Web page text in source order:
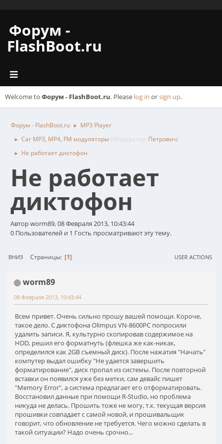
Форум -
FlashBoot.ru
Welcome to Форум - FlashBoot.ru. Please log in orsign up.
Форум - FlashBoot.ru ► MP3 Player
► Car MP3, MP4, FM модуляторы (Модератор: Петрович)
► Не работает диктофон
Не работает
диктофон
Автор worm89, 08 Февраля 2013, 10:43:44
0 Пользователей и 1 Гость просматривают эту тему.
ВНИЗ Страницы 1 USER ACTIONS
worm89
08 Февраля 2013, 10:43:44
Всем привет. Очень сильно прошу вашей помощи. Короче,
такое дело. С диктофона Olimpus VN-8600PC попросили
удалить записи. Я, культурно скопировав содержимое на
HDD, решил его форматнуть (флешка же как-никак,
определился как 2GB съемный диск). После нажатия "Начать"
компутер выдал ошибку "Не удается завершить
форматирование", диск пропал из системы. После повторной
вставки он появился уже без метки, сам девайс пишет
"Memory Error", а система предлагает его отформатировать.
Восстановил данные при помощи R-Studio, но проблема
никуда не делась. Прошить тоже не могу, т.к. текущая версия
прошивки совпадает с самой новой, и прошивальщик
говорит, что обновление не требуется. Чего можно сделать в
такой ситуации? Надо очень срочно...